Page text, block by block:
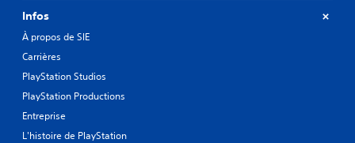
Infos
À propos de SIE
Carrières
PlayStation Studios
PlayStation Productions
Entreprise
L'histoire de PlayStation